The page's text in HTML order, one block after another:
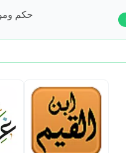
حكم